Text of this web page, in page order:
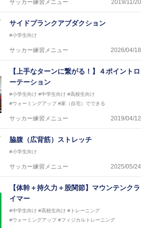
サッカー練習メニュー 2019/11/20
サイドプランクアブダクション
#小学生向け
サッカー練習メニュー 2026/04/18
【上手なターンに繋がる！】４ポイントロ
ーテーション
#小学生向け #中学生向け #高校生向け
#ウォーミングアップ #家（自宅）でできる
サッカー練習メニュー 2019/04/12
脇腹（広背筋）ストレッチ
#小学生向け
サッカー練習メニュー 2025/05/24
【体幹＋持久力＋股関節】マウンテンクラ
イマー
#中学生向け #高校生向け #トレーニング
#ウォーミングアップ #フィジカルトレーニング